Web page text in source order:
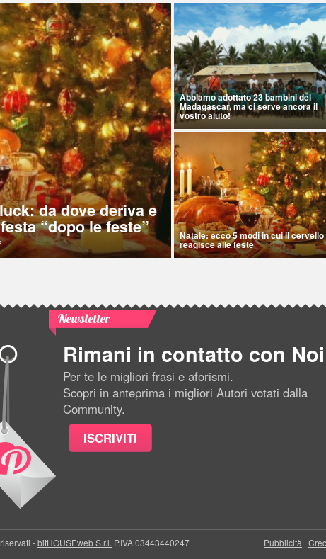
da dove deriva e
“dopo le feste”
Abbiamo adottato 23 bambini del
Madagascar, ma ci serve ancora il
vostro aiuto!
Natale: ecco 5 modi in cui il cervello
reagisce alle feste
Newsletter
Rimani in contatto con
Per te le migliori frasi e aforismi.
Scopri in anteprima i migliori Autori votati dalla
Community.
ISCRIVITI
-bitHOUSEweb S.r.l. P.IVA 03443440247 Pubblicità |